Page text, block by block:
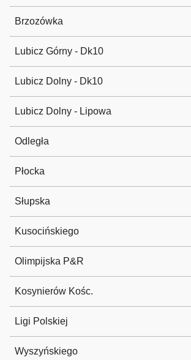
Brzozówka
Lubicz Górny - Dk10
Lubicz Dolny - Dk10
Lubicz Dolny - Lipowa
Odległa
Płocka
Słupska
Kusocińskiego
Olimpijska P&R
Kosynierów Kośc.
Ligi Polskiej
Wyszyńskiego